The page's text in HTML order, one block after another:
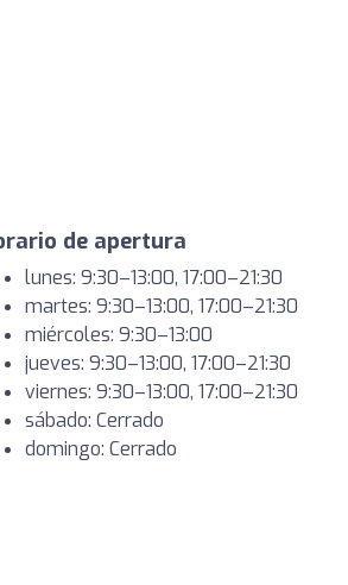
de apertura
lunes: 9:30–13:00, 17:00–21:30
martes: 9:30–13:00, 17:00–21:30
miércoles: 9:30–13:00
jueves: 9:30–13:00, 17:00–21:30
viernes: 9:30–13:00, 17:00–21:30
sábado: Cerrado
domingo: Cerrado